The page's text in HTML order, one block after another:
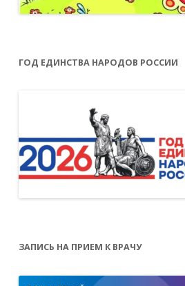
ГОД ЕДИНСТВА НАРОДОВ РОССИИ
ЗАПИСЬ НА ПРИЕМ К ВРАЧУ